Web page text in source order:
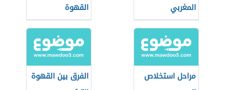
المغربي
القهوة
مراحل استخلاص
الفرق بين القهوة